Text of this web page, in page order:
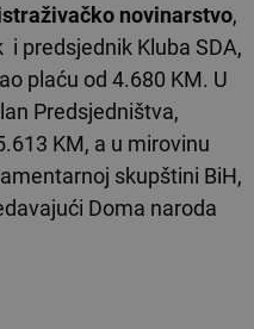
novinarstvo,
predsjednik Kluba SDA,
plaću od 4.680 KM. U
Predsjedništva,
KM, a u mirovinu
skupštini BiH,
Doma naroda